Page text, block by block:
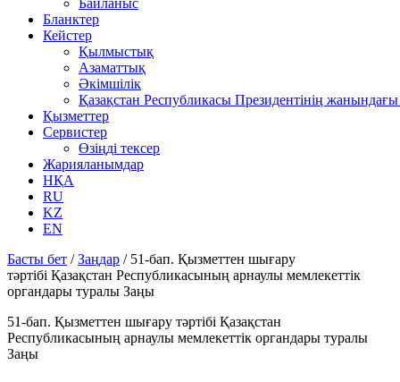
Байланыс
Бланктер
Кейстер
Қылмыстық
Азаматтық
Әкімшілік
Қазақстан Республикасы Президентінің
Қызметтер
Сервистер
Өзіңді тексер
Жарияланымдар
НҚА
RU
KZ
EN
Басты бет /Заңдар / 51-бап. Қызметтен шығару
тәртібі Қазақстан Республикасының арнаулы мемлекеттік
органдары туралы Заңы
51-бап. Қызметтен шығару тәртібі Қазақстан
Республикасының арнаулы мемлекеттік органдары туралы
Заңы